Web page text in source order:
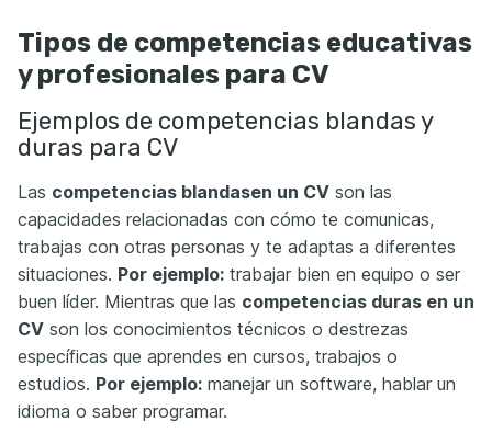
Tipos de competencias educativas
y profesionales para CV
Ejemplos de competencias blandas y
duras para CV
Las competencias blandasen un CV son las
capacidades relacionadas con cómo te comunicas,
trabajas con otras personas y te adaptas a diferentes
situaciones. Por ejemplo: trabajar bien en equipo o ser
buen líder. Mientras que las competencias duras en un
CV son los conocimientos técnicos o destrezas
específicas que aprendes en cursos, trabajos o
estudios. Por ejemplo: manejar un software, hablar un
idioma o saber programar.